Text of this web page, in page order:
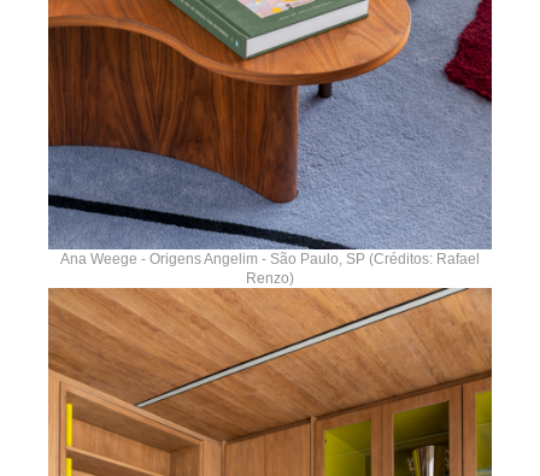
Ana Weege - Origens Angelim - São Paulo, SP (Créditos: Rafael
Renzo)